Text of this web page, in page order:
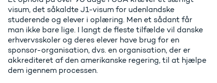
visum, det såkaldte J1-visum for udenlandske
studerende og elever i oplæring. Men et sådant får
man ikke bare lige. I langt de fleste tilfælde vil danske
erhvervsskoler og deres elever have brug for en
sponsor-organisation, dvs. en organisation, der er
akkrediteret af den amerikanske regering, til at hjælpe
dem igennem processen.